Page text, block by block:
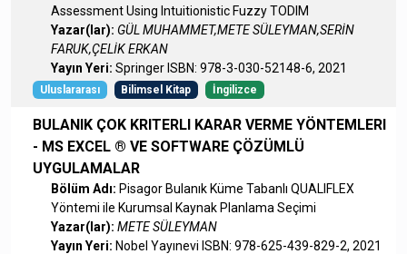
Assessment Using Intuitionistic Fuzzy TODIM
Yazar(lar): GÜL MUHAMMET,METE SÜLEYMAN,SERİN
FARUK,ÇELİK ERKAN
Yayın Yeri: Springer ISBN: 978-3-030-52148-6, 2021
Uluslararası Bilimsel Kitap İngilizce
BULANIK ÇOK KRITERLI KARAR VERME YÖNTEMLERI
- MS EXCEL ® VE SOFTWARE ÇÖZÜMLÜ
UYGULAMALAR
Bölüm Adı: Pisagor Bulanık Küme Tabanlı QUALIFLEX
Yöntemi ile Kurumsal Kaynak Planlama Seçimi
Yazar(lar): METE SÜLEYMAN
Yayın Yeri: Nobel Yayınevi ISBN: 978-625-439-829-2, 2021